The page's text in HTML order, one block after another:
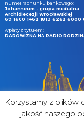
numer rachunku bankowego:
Johanneum - grupa medialna
Archidiecezji Wrocławskiej
69 1600 1462 1813 6262 6000
wpłaty z tytułem:
DAROWIZNA NA RADIO
Korzystamy z plików
jakość naszego